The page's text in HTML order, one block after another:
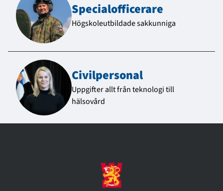
Specialofficerare
Högskoleutbildade sakkunniga
Civilpersonal
Uppgifter allt från teknologi till
hälsovård